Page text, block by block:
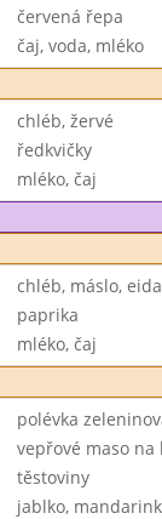
červená řepa
čaj, voda, mléko
chléb, žervé
ředkvičky
mléko, čaj
chléb, máslo,
paprika
mléko, čaj
polévka
vepřové maso na
těstoviny
jablko,